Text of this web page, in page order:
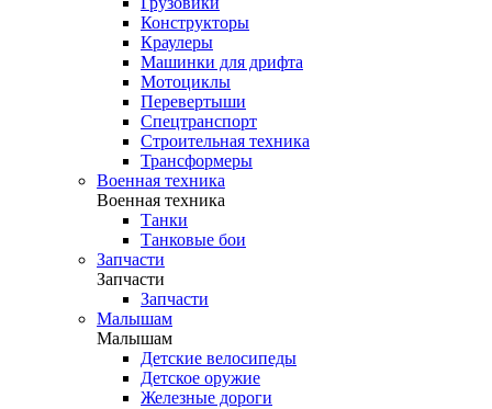
Конструкторы
Краулеры
Машинки для дрифта
Мотоциклы
Перевертыши
Спецтранспорт
Строительная техника
Трансформеры
Военная техника
Военная техника
Танки
Танковые бои
Запчасти
Запчасти
Запчасти
Малышам
Малышам
Детские велосипеды
Детское оружие
Железные дороги